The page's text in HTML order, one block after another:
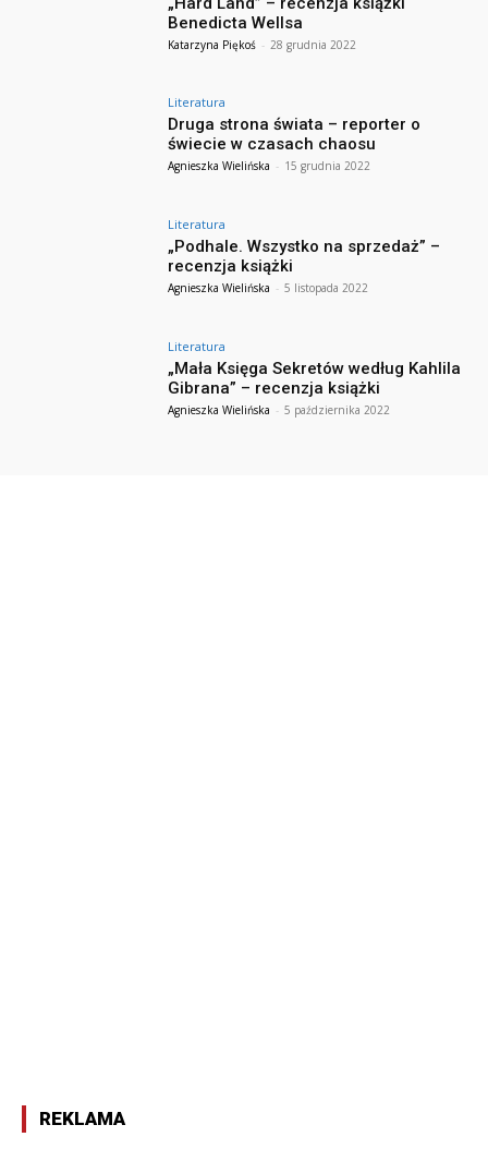
Benedicta Wellsa
Katarzyna Piękoś - 28 grudnia 2022
Literatura
Druga strona świata – reporter o
świecie w czasach chaosu
Agnieszka Wielińska - 15 grudnia 2022
Literatura
„Podhale. Wszystko na sprzedaż” –
recenzja książki
Agnieszka Wielińska - 5 listopada 2022
Literatura
„Mała Księga Sekretów według Kahlila
Gibrana” – recenzja książki
Agnieszka Wielińska - 5 października 2022
REKLAMA